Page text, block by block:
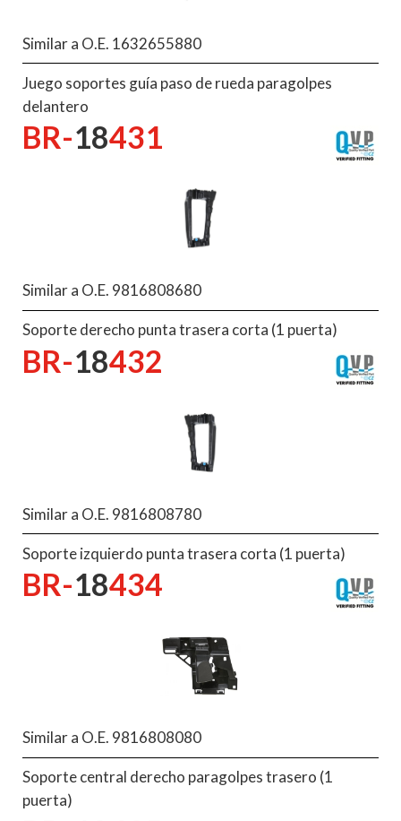
Similar a O.E. 1632655880
Juego soportes guía paso de rueda paragolpes
delantero
BR-18431
Similar a O.E. 9816808680
Soporte derecho punta trasera corta (1 puerta)
BR-18432
Similar a O.E. 9816808780
Soporte izquierdo punta trasera corta (1 puerta)
BR-18434
Similar a O.E. 9816808080
Soporte central derecho paragolpes trasero (1
puerta)